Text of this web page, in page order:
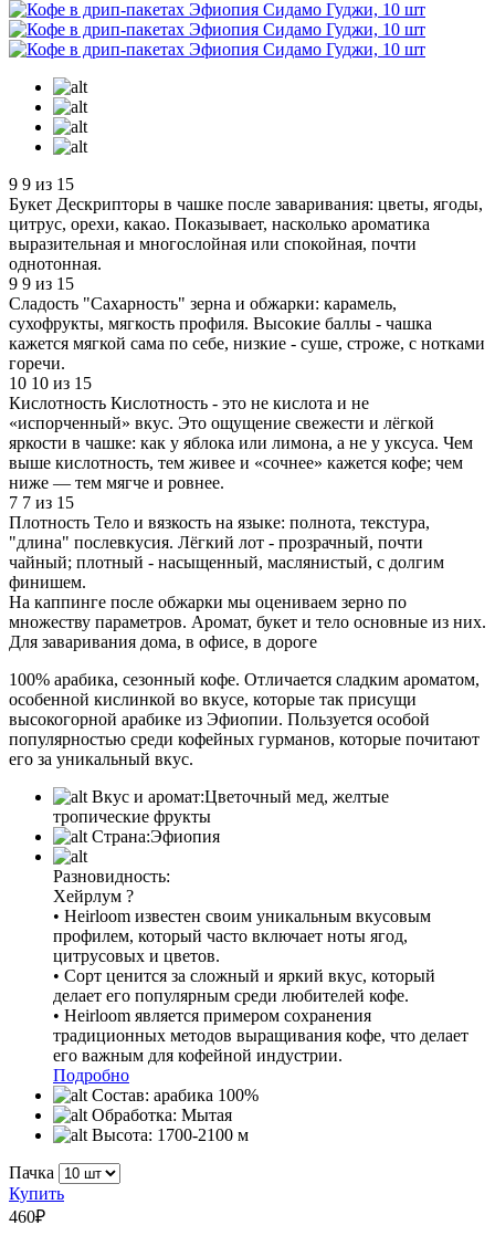
9 9 из 15
Букет Дескрипторы в чашке после заваривания: цветы, ягоды,
цитрус, орехи, какао. Показывает, насколько ароматика
выразительная и многослойная или спокойная, почти
однотонная.
9 9 из 15
Сладость "Сахарность" зерна и обжарки: карамель,
сухофрукты, мягкость профиля. Высокие баллы - чашка
кажется мягкой сама по себе, низкие - суше, строже, с нотками
горечи.
10 10 из 15
Кислотность Кислотность - это не кислота и не
«испорченный» вкус. Это ощущение свежести и лёгкой
яркости в чашке: как у яблока или лимона, а не у уксуса. Чем
выше кислотность, тем живее и «сочнее» кажется кофе; чем
ниже — тем мягче и ровнее.
7 7 из 15
Плотность Тело и вязкость на языке: полнота, текстура,
"длина" послевкусия. Лёгкий лот - прозрачный, почти
чайный; плотный - насыщенный, маслянистый, с долгим
финишем.
На каппинге после обжарки мы оцениваем зерно по
множеству параметров. Аромат, букет и тело основные из них.
Для заваривания дома, в офисе, в дороге
100% арабика, сезонный кофе. Отличается сладким ароматом,
особенной кислинкой во вкусе, которые так присущи
высокогорной арабике из Эфиопии. Пользуется особой
популярностью среди кофейных гурманов, которые почитают
его за уникальный вкус.
Вкус и аромат:Цветочный мед, желтые
тропические фрукты
Страна:Эфиопия
Разновидность:
Хейрлум ?
• Heirloom известен своим уникальным вкусовым
профилем, который часто включает ноты ягод,
цитрусовых и цветов.
• Сорт ценится за сложный и яркий вкус, который
делает его популярным среди любителей кофе.
• Heirloom является примером сохранения
традиционных методов выращивания кофе, что делает
его важным для кофейной индустрии.
Подробно
Состав: арабика 100%
Обработка: Мытая
Высота: 1700-2100 м
Пачка
Купить
460₽